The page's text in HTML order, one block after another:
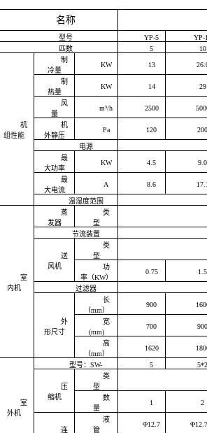
名称
型号 YP-5
YP-
匹数
5 10
机
组性能
制
冷量
KW 13
制
热量
KW 14 29
风
量
m³/h 2500
机
外静压
Pa 120 200
电源
最
大功率
KW 4.5 9.0
最
大电流
A 8.6
温湿度范围
室
内机
蒸
发器
类
型
节流装置
送
风机
类
型
功
率（KW）
0.75 1.5
过滤器
外
形尺寸
长
（mm）
900
宽
(mm)
700 900
高
（mm）
1620
室
外机
型号：SW- 5 5*2
压
缩机
类
型
数
量
1 2
连
液
管
Φ12.7